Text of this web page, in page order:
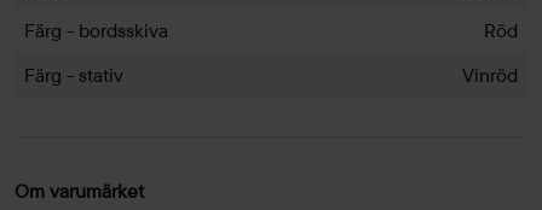
Färg - bordsskiva
Röd
Färg - stativ
Vinröd
Om varumärket